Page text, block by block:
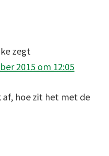
zegt
2015 om 12:05
af, hoe zit het met de